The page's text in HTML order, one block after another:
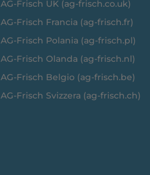
AG-Frisch UK (ag-frisch.co.uk)
AG-Frisch Francia (ag-frisch.fr)
AG-Frisch Polania (ag-frisch.pl)
AG-Frisch Olanda (ag-frisch.nl)
AG-Frisch Belgio (ag-frisch.be)
AG-Frisch Svizzera (ag-frisch.ch)